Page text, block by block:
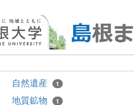
自然遺産 1
地質鉱物 1